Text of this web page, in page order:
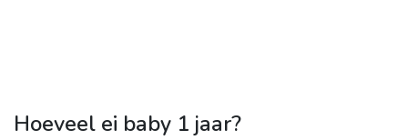
Hoeveel ei baby 1 jaar?